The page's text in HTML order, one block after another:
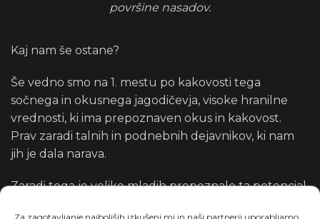
Za zagotavljanje najboljših izkušenj mi in naši partnerji uporabljamo
površine nasadov.
Kaj nam še ostane?
Še vedno smo na 1. mestu po kakovosti tega
sočnega in okusnega jagodičevja, visoke hranilne
vrednosti, ki ima prepoznaven okus in kakovost.
Prav zaradi talnih in podnebnih dejavnikov, ki nam
jih je dala narava.
Zaradi tega je veliko mladih prepoznalo ta potencial,